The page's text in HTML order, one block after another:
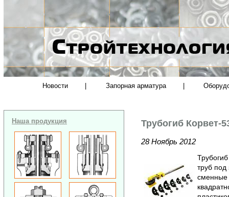
Новости Запорная арматура
Наша продукция Трубогиб Корвет-
28 Ноябрь 2012
труб
сменные